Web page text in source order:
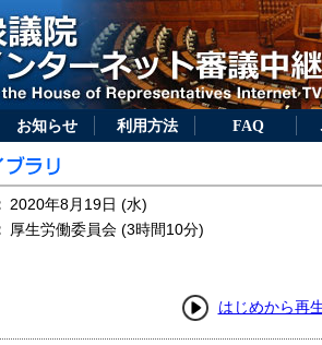
お知らせ 利用方法 FAQ
2020年8月19日 (水)
厚生労働委員会 (3時間10分)
はじめから再